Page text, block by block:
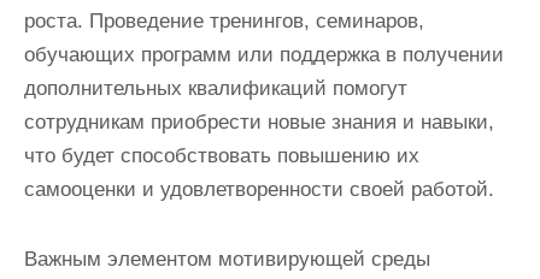
роста. Проведение тренингов, семинаров,
обучающих программ или поддержка в получении
дополнительных квалификаций помогут
сотрудникам приобрести новые знания и навыки,
что будет способствовать повышению их
самооценки и удовлетворенности своей работой.
Важным элементом мотивирующей среды